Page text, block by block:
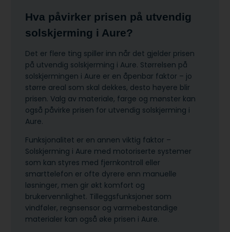
Hva påvirker prisen på utvendig
solskjerming i Aure?
Det er flere ting spiller inn når det gjelder prisen
på utvendig solskjerming i Aure. Størrelsen på
solskjermingen i Aure er en åpenbar faktor – jo
større areal som skal dekkes, desto høyere blir
prisen. Valg av materiale, farge og mønster kan
også påvirke prisen for utvendig solskjerming i
Aure.
Funksjonalitet er en annen viktig faktor –
Solskjerming i Aure med motoriserte systemer
som kan styres med fjernkontroll eller
smarttelefon er ofte dyrere enn manuelle
løsninger, men gir økt komfort og
brukervennlighet. Tilleggsfunksjoner som
vindføler, regnsensor og varmebestandige
materialer kan også øke prisen i Aure.